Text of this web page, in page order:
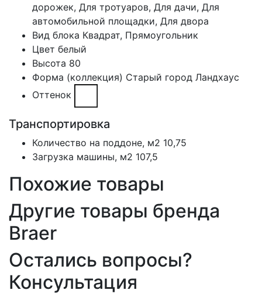
дорожек, Для тротуаров, Для дачи, Для
автомобильной площадки, Для двора
Вид блока Квадрат, Прямоугольник
Цвет белый
Высота 80
Форма (коллекция) Старый город Ландхаус
Оттенок
Транспортировка
Количество на поддоне, м2 10,75
Загрузка машины, м2 107,5
Похожие товары
Другие товары бренда
Braer
Остались вопросы?
Консультация